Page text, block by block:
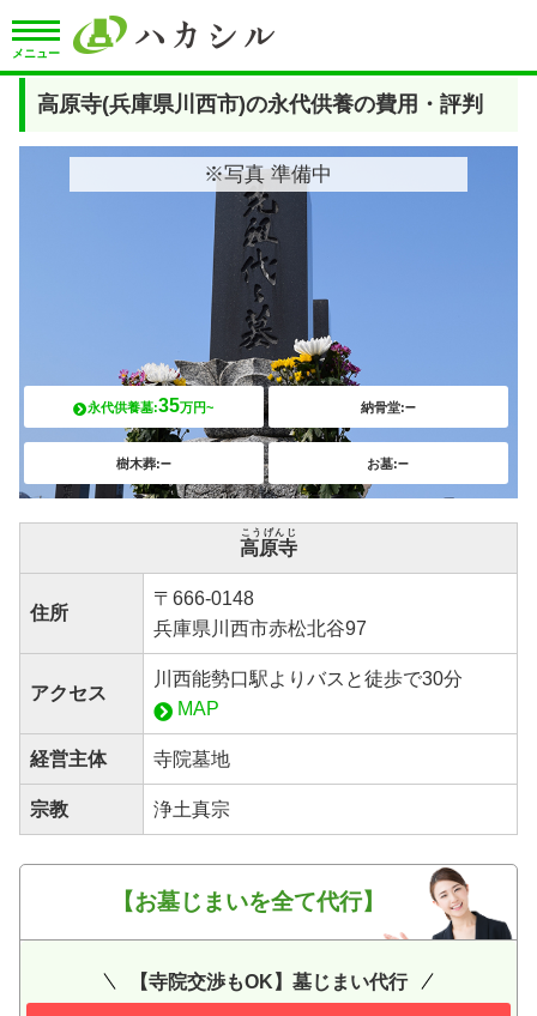
メニュー
高原寺(兵庫県川西市)の永代供養の費用・評判
※写真 準備中
永代供養墓:35万円~ 納骨堂:–
樹木葬:– お墓:–
高原寺
こうげんじ
住所
〒666-0148
兵庫県川西市赤松北谷97
アクセス
川西能勢口駅よりバスと徒歩で30分
MAP
経営主体 寺院墓地
宗教 浄土真宗
【お墓じまいを全て代行】
【寺院交渉もOK】墓じまい代行